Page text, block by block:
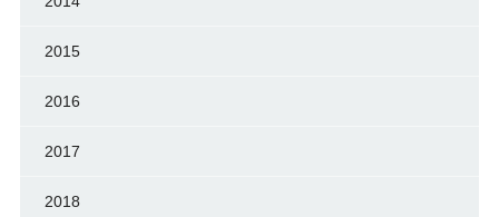
2015
2016
2017
2018